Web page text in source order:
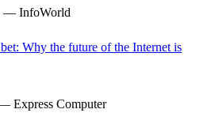
— InfoWorld
Why the future of the Internet is
Express Computer